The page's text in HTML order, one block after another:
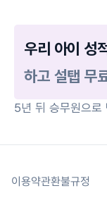
우리 아이 성
하고 설탭 무
5년 뒤 승무원으로
이용약관환불규정